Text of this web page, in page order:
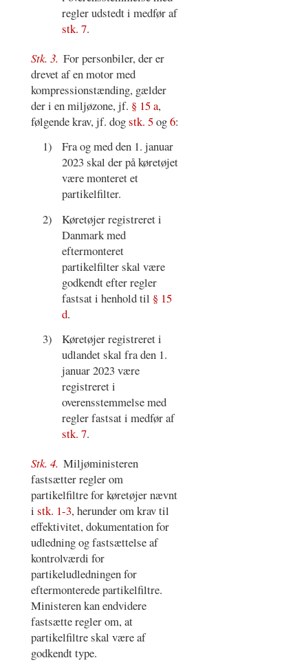
regler udstedt i medfør af
stk. 7.
Stk. 3. For personbiler, der er
drevet af en motor med
kompressionstænding, gælder
der i en miljøzone, jf. § 15 a,
følgende krav, jf. dogstk. 5og6:
1)
Fra og med den 1. januar
2023 skal der på køretøjet
være monteret et
partikelfilter.
2)
Køretøjer registreret i
Danmark med
eftermonteret
partikelfilter skal være
godkendt efter regler
fastsat i henhold til § 15
d.
3)
Køretøjer registreret i
udlandet skal fra den 1.
januar 2023 være
registreret i
overensstemmelse med
regler fastsat i medfør af
stk. 7.
Stk. 4. Miljøministeren
fastsætter regler om
partikelfiltre for køretøjer nævnt
i stk. 1-3, herunder om krav til
effektivitet, dokumentation for
udledning og fastsættelse af
kontrolværdi for
partikeludledningen for
eftermonterede partikelfiltre.
Ministeren kan endvidere
fastsætte regler om, at
partikelfiltre skal være af
godkendt type.